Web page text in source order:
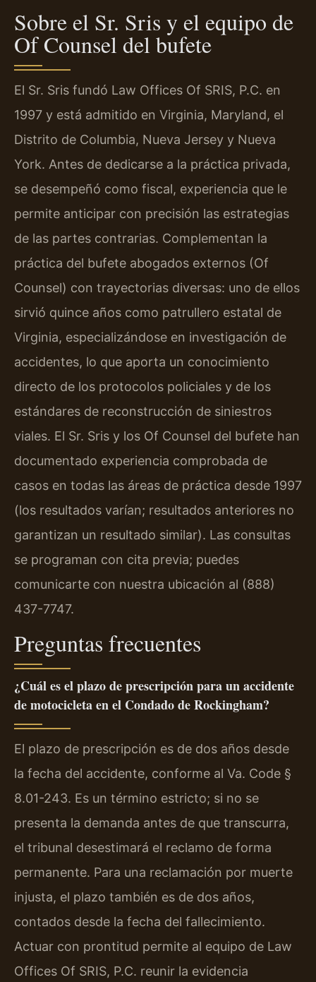
Sobre el Sr. Sris y el equipo de
Of Counsel del bufete
El Sr. Sris fundó Law Offices Of SRIS, P.C. en
1997 y está admitido en Virginia, Maryland, el
Distrito de Columbia, Nueva Jersey y Nueva
York. Antes de dedicarse a la práctica privada,
se desempeñó como fiscal, experiencia que le
permite anticipar con precisión las estrategias
de las partes contrarias. Complementan la
práctica del bufete abogados externos (Of
Counsel) con trayectorias diversas: uno de ellos
sirvió quince años como patrullero estatal de
Virginia, especializándose en investigación de
accidentes, lo que aporta un conocimiento
directo de los protocolos policiales y de los
estándares de reconstrucción de siniestros
viales. El Sr. Sris y los Of Counsel del bufete han
documentado experiencia comprobada de
casos en todas las áreas de práctica desde 1997
(los resultados varían; resultados anteriores no
garantizan un resultado similar). Las consultas
se programan con cita previa; puedes
comunicarte con nuestra ubicación al (888)
437-7747.
Preguntas frecuentes
¿Cuál es el plazo de prescripción para un accidente
de motocicleta en el Condado de Rockingham?
El plazo de prescripción es de dos años desde
la fecha del accidente, conforme al Va. Code §
8.01-243. Es un término estricto; si no se
presenta la demanda antes de que transcurra,
el tribunal desestimará el reclamo de forma
permanente. Para una reclamación por muerte
injusta, el plazo también es de dos años,
contados desde la fecha del fallecimiento.
Actuar con prontitud permite al equipo de Law
Offices Of SRIS, P.C. reunir la evidencia